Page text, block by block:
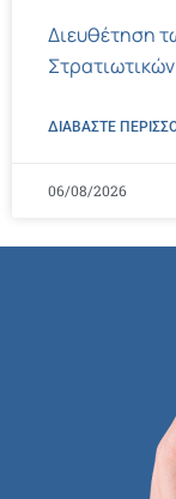
Διευθέτηση
ΔΙΑΒΑΣΤΕ
06/08/2026